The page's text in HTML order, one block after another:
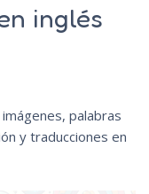
inglés
palabras
y traducciones en